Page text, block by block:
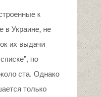
к
в Украине, не
их выдачи
по
ста. Однако
только